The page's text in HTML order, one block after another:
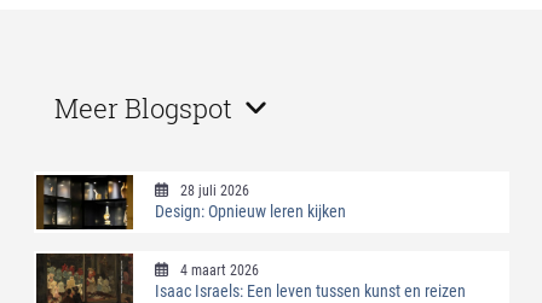
Meer Blogspot
28 juli 2026
Design: Opnieuw leren kijken
4 maart 2026
Isaac Israels: Een leven tussen kunst en reizen